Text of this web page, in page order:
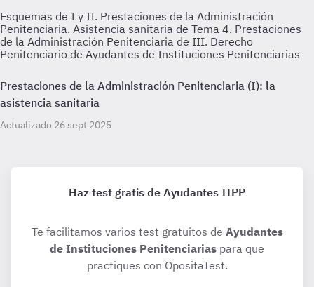
Esquemas de I y II. Prestaciones de la Administración
Penitenciaria. Asistencia sanitaria de Tema 4. Prestaciones
de la Administración Penitenciaria de III. Derecho
Penitenciario de Ayudantes de Instituciones Penitenciarias
Prestaciones de la Administración Penitenciaria (I): la
asistencia sanitaria
Actualizado 26 sept 2025
Haz test gratis de Ayudantes IIPP
Te facilitamos varios test gratuitos de Ayudantes
de Instituciones Penitenciarias para que
practiques con OpositaTest.